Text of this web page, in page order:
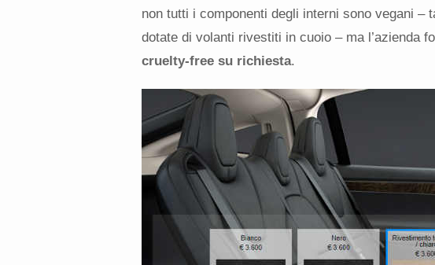
non tutti i componenti degli interni sono vegani –
dotate di volanti rivestiti in cuoio – ma l’azienda
cruelty-free su richiesta.